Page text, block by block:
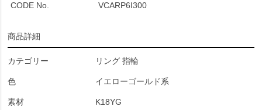
CODE No. VCARP6I300
商品詳細
カテゴリー リング 指輪
色 イエローゴールド系
素材
K18YG